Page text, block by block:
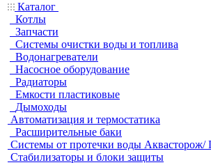
Каталог
Котлы
Запчасти
Системы очистки воды и топлива
Водонагреватели
Насосное оборудование
Радиаторы
Емкости пластиковые
Дымоходы
Автоматизация и термостатика
Расширительные баки
Системы от протечки воды Аквасторож/
Стабилизаторы и блоки защиты